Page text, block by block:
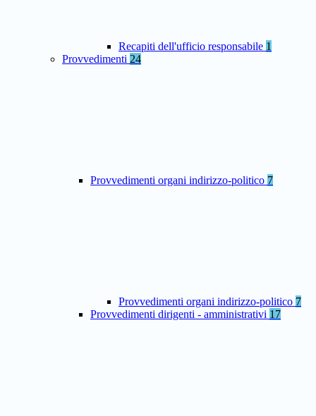
Recapiti dell'ufficio responsabile 1
Provvedimenti 24
Provvedimenti organi indirizzo-politico 7
Provvedimenti organi indirizzo-politico 7
Provvedimenti dirigenti - amministrativi 17